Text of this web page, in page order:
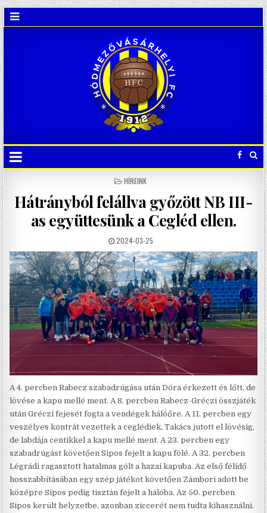
POSTED
HÍREINK
Hátrányból felállva győzött NB III-
as együttesünk a Cegléd ellen.
2024-03-25
A 4. percben Rabecz szabadrúgása után Dóra érkezett és lőtt, de
lövése a kapu mellé ment. A 8. percben Rabecz-Gréczi összjáték
után Gréczi fejesét fogta a vendégek hálóőre. A 11. percben egy
veszélyes kontrát vezettek a ceglédiek, Takács jutott el lövésig,
de labdája centikkel a kapu mellé ment. A 23. percben egy
szabadrúgást követően Sipos fejelt a kapu fölé. A 32. percben
Légrádi ragasztott hatalmas gólt a hazai kapuba. Az első félidő
hosszabbításában egy szép játékot követően Zámbori adott be
középre Sipos pedig tisztán fejelt a hálóba. Az 50. percben
Sipos került helyzetbe, azonban ziccerét nem tudta kihasználni.